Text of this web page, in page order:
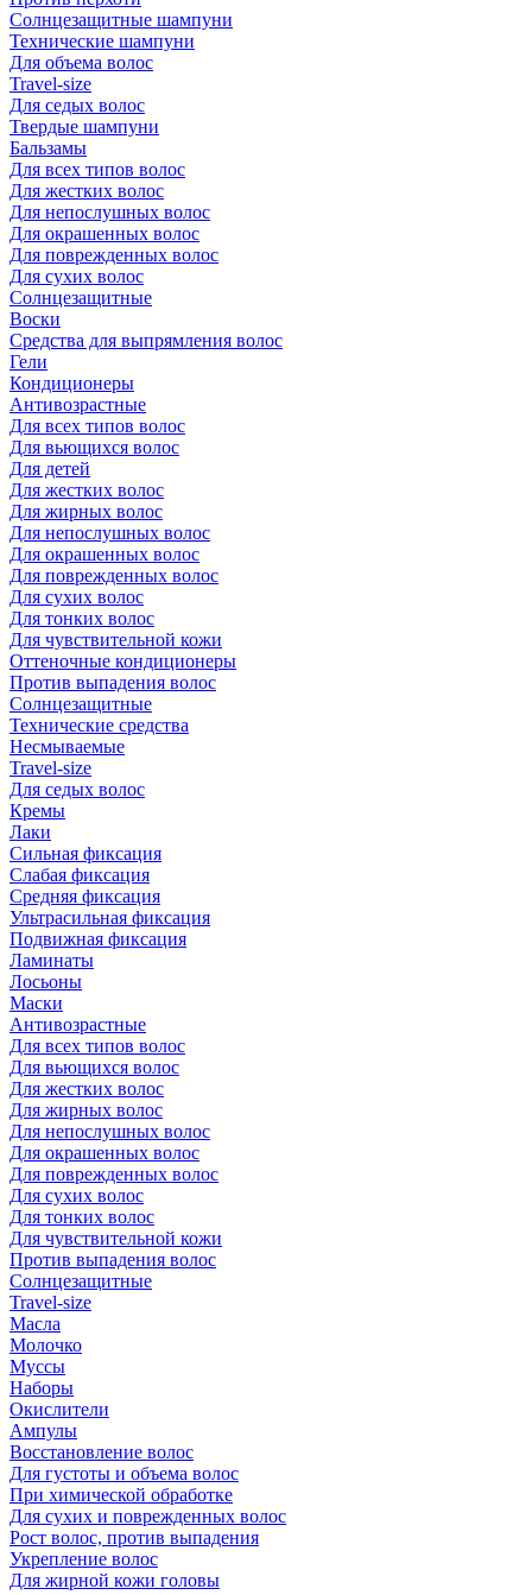
Солнцезащитные шампуни
Технические шампуни
Для объема волос
Travel-size
Для седых волос
Твердые шампуни
Бальзамы
Для всех типов волос
Для жестких волос
Для непослушных волос
Для окрашенных волос
Для поврежденных волос
Для сухих волос
Солнцезащитные
Воски
Средства для выпрямления волос
Гели
Кондиционеры
Антивозрастные
Для всех типов волос
Для вьющихся волос
Для детей
Для жестких волос
Для жирных волос
Для непослушных волос
Для окрашенных волос
Для поврежденных волос
Для сухих волос
Для тонких волос
Для чувствительной кожи
Оттеночные кондиционеры
Против выпадения волос
Солнцезащитные
Технические средства
Несмываемые
Travel-size
Для седых волос
Кремы
Лаки
Сильная фиксация
Слабая фиксация
Средняя фиксация
Ультрасильная фиксация
Подвижная фиксация
Ламинаты
Лосьоны
Маски
Антивозрастные
Для всех типов волос
Для вьющихся волос
Для жестких волос
Для жирных волос
Для непослушных волос
Для окрашенных волос
Для поврежденных волос
Для сухих волос
Для тонких волос
Для чувствительной кожи
Против выпадения волос
Солнцезащитные
Travel-size
Масла
Молочко
Муссы
Наборы
Окислители
Ампулы
Восстановление волос
Для густоты и объема волос
При химической обработке
Для сухих и поврежденных волос
Рост волос, против выпадения
Укрепление волос
Для жирной кожи головы